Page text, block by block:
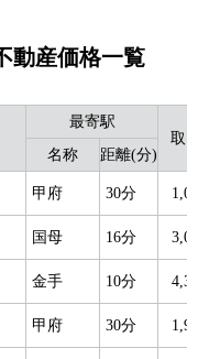
動産価格一覧
最寄駅
取
名称
距離(分)
甲府 30分
国母 16分
金手 10分
甲府 30分